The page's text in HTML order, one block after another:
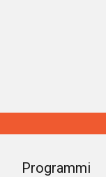
Programmi